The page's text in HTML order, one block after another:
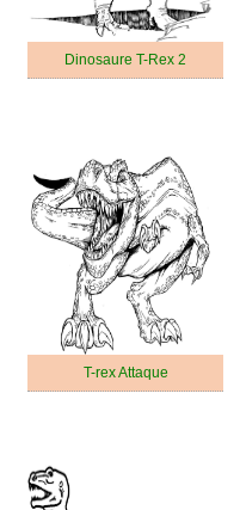
Dinosaure T-Rex 2
T-rex Attaque